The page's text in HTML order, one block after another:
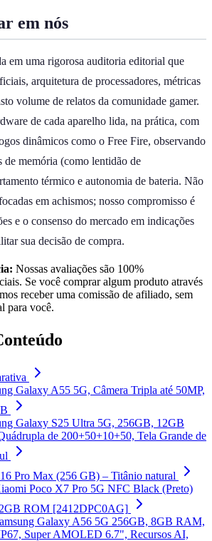
em nós
em uma rigorosa auditoria editorial que
arquitetura de processadores, métricas
volume de relatos da comunidade gamer.
de cada aparelho lida, na prática, com
dinâmicos como o Free Fire, observando
de memória (como lentidão de
térmico e autonomia de bateria. Não
em achismos; nosso compromisso é
e o consenso do mercado em indicações
sua decisão de compra.
Nossas avaliações são 100%
Se você comprar algum produto através
receber uma comissão de afiliado, sem
para você.
Galaxy A55 5G, Câmera Tripla até 50MP,
Galaxy S25 Ultra 5G, 256GB, 12GB
de 200+50+10+50, Tela Grande de
Pro Max (256 GB) – Titânio natural
Poco X7 Pro 5G NFC Black (Preto)
ROM [2412DPC0AG]
Galaxy A56 5G 256GB, 8GB RAM,
Super AMOLED 6.7", Recursos AI,